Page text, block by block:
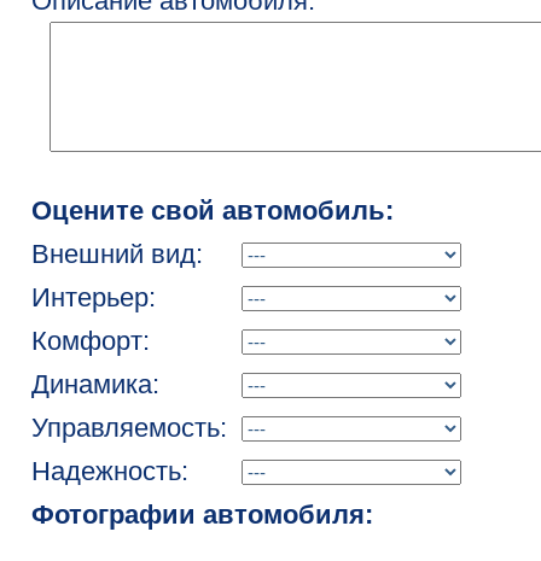
Оцените свой автомобиль:
Внешний вид:
Интерьер:
Комфорт:
Динамика:
Управляемость:
Надежность:
Фотографии автомобиля: